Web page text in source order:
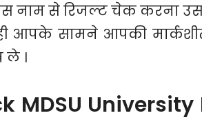
नाम से रिजल्ट चेक करना
आपके सामने आपकी मार्कशीत
ले ।
MDSU